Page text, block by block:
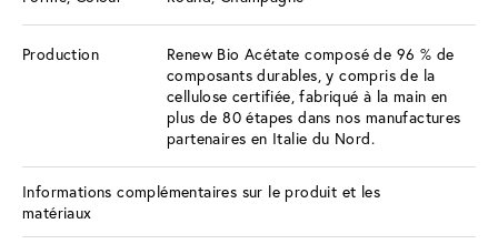
Production
Renew Bio Acétate composé de 96 % de
composants durables, y compris de la
cellulose certifiée, fabriqué à la main en
plus de 80 étapes dans nos manufactures
partenaires en Italie du Nord.
Informations complémentaires sur le produit et les
matériaux